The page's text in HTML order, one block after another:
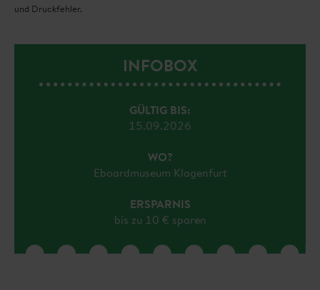
und Druckfehler.
INFOBOX
GÜLTIG BIS:
15.09.2026
WO?
Eboardmuseum Klagenfurt
ERSPARNIS
bis zu 10 € sparen